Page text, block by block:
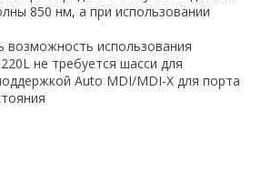
850 нм, а при использовании
возможность использования
не требуется шасси для
Auto MDI/MDI-X для порта